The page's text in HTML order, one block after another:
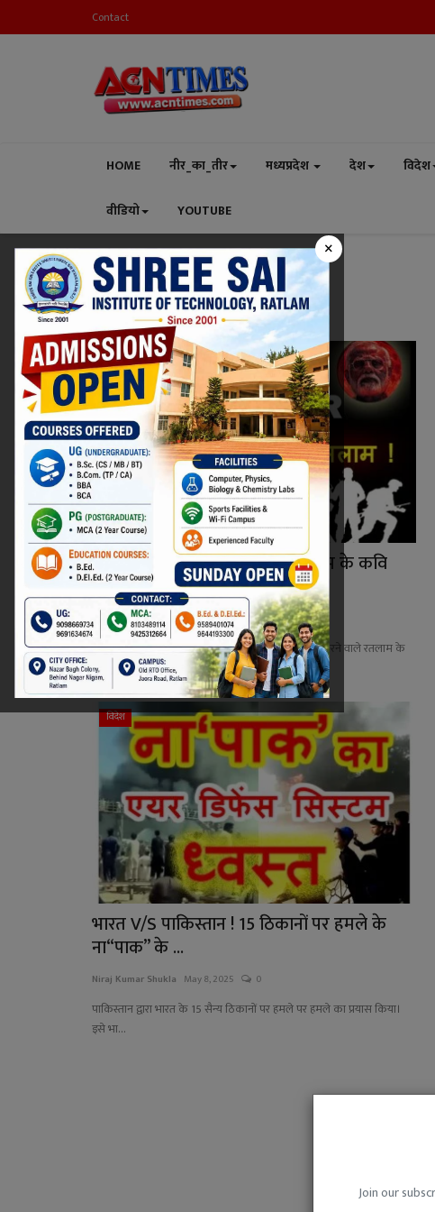
Contact
HOME नीर_का_तीर मध्यप्रदेश देश विदेश
वीडियो YOUTUBE
Join our
×
Home Baloch News
Tag:Baloch News
देश
‘ऑपरेशन सिंदूर’ अभी जारी है ! रतलाम के कवि
अज़हर हाशमी ...
Niraj Kumar Shukla May 9, 2025 0
‘पहलगाम’ में हुए आतंकी हमले का बदला लेने का आह्वान करने वाले रतलाम के
कवि और लेख...
विदेश
भारत V/S पाकिस्तान ! 15 ठिकानों पर हमले के
ना“पाक’’ के ...
Niraj Kumar Shukla May 8, 2025 0
पाकिस्तान द्वारा भारत के 15 सैन्य ठिकानों पर हमले पर हमले का प्रयास किया।
इसे भा...